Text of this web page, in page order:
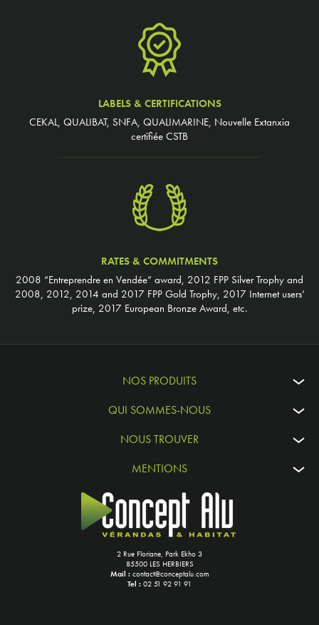
LABELS & CERTIFICATIONS
CEKAL, QUALIBAT, SNFA, QUALIMARINE, Nouvelle Extanxia
certifiée CSTB
RATES & COMMITMENTS
2008 “Entreprendre en Vendée” award, 2012 FPP Silver Trophy and
2008, 2012, 2014 and 2017 FPP Gold Trophy, 2017 Internet users’
prize, 2017 European Bronze Award, etc.
NOS PRODUITS
QUI SOMMES-NOUS
NOUS TROUVER
MENTIONS
2 Rue Floriane, Park Ekho 3
85500 LES HERBIERS
Mail : contact@conceptalu.com
Tel : 02 51 92 91 91